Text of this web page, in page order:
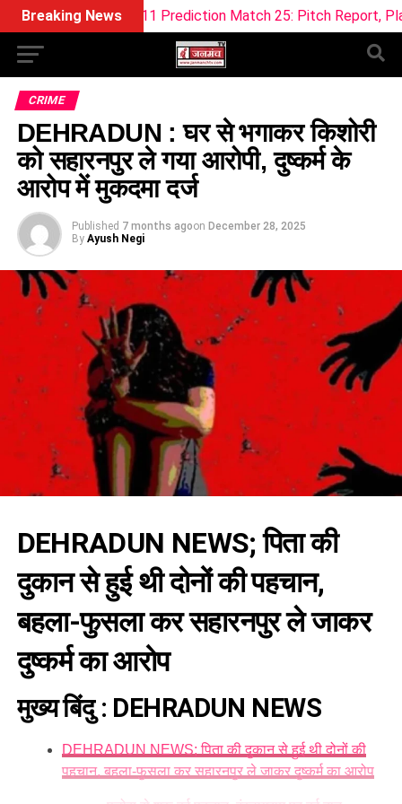
Breaking News
Prediction Match 25: Pitch Report, Playing 11 &
CRIME
DEHRADUN : घर से भगाकर किशोरी
को सहारनपुर ले गया आरोपी, दुष्कर्म के
आरोप में मुकदमा दर्ज
Published 7 months agoon December 28, 2025
By Ayush Negi
DEHRADUN NEWS; पिता की
दुकान से हुई थी दोनों की पहचान,
बहला-फुसला कर सहारनपुर ले जाकर
दुष्कर्म का आरोप
मुख्य बिंदु : DEHRADUN NEWS
DEHRADUN NEWS; पिता की दुकान से हुई थी दोनों की
पहचान, बहला-फुसला कर सहारनपुर ले जाकर दुष्कर्म का आरोप